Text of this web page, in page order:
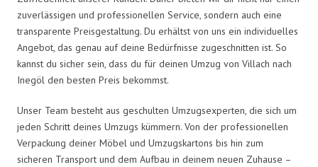
zuverlässigen und professionellen Service, sondern auch eine
transparente Preisgestaltung. Du erhältst von uns ein individuelles
Angebot, das genau auf deine Bedürfnisse zugeschnitten ist. So
kannst du sicher sein, dass du für deinen Umzug von Villach nach
Inegöl den besten Preis bekommst.
Unser Team besteht aus geschulten Umzugsexperten, die sich um
jeden Schritt deines Umzugs kümmern. Von der professionellen
Verpackung deiner Möbel und Umzugskartons bis hin zum
sicheren Transport und dem Aufbau in deinem neuen Zuhause –